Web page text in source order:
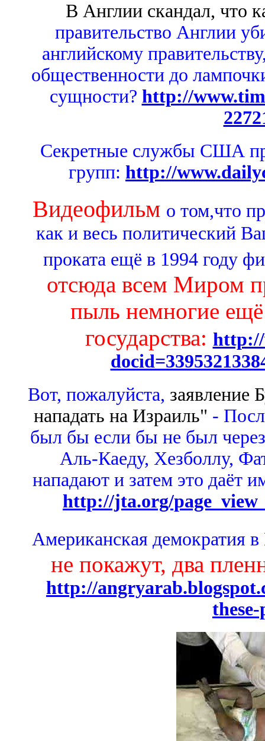
В Англии скандал, что
правительство Англии
английскому
общественности до
сущности? http://
Секретные службы США
групп: http://
Видеофильм о том,что
как и весь политический
проката ещё в 1994 году
отсюда всем Миром
пыль немногие
государства: http://
Вот, пожалуйста, заявление
нападать на Израиль" -
был бы если бы не был
Аль-Каеду, Хезболлу,
нападают и затем это даёт
http://jta.org/
Американская демократия
не покажут, два
http://